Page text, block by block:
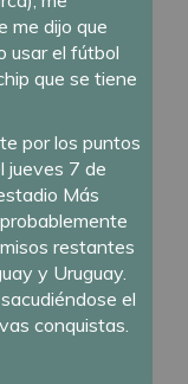
me dijo que
usar el fútbol
que se tiene
por los puntos
jueves 7 de
Más
restantes
y Uruguay.
el
conquistas.